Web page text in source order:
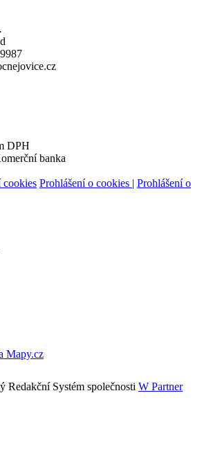
DPH
banka
cookies Prohlášení o cookies | Prohlášení o
Redakční Systém společnosti W Partner